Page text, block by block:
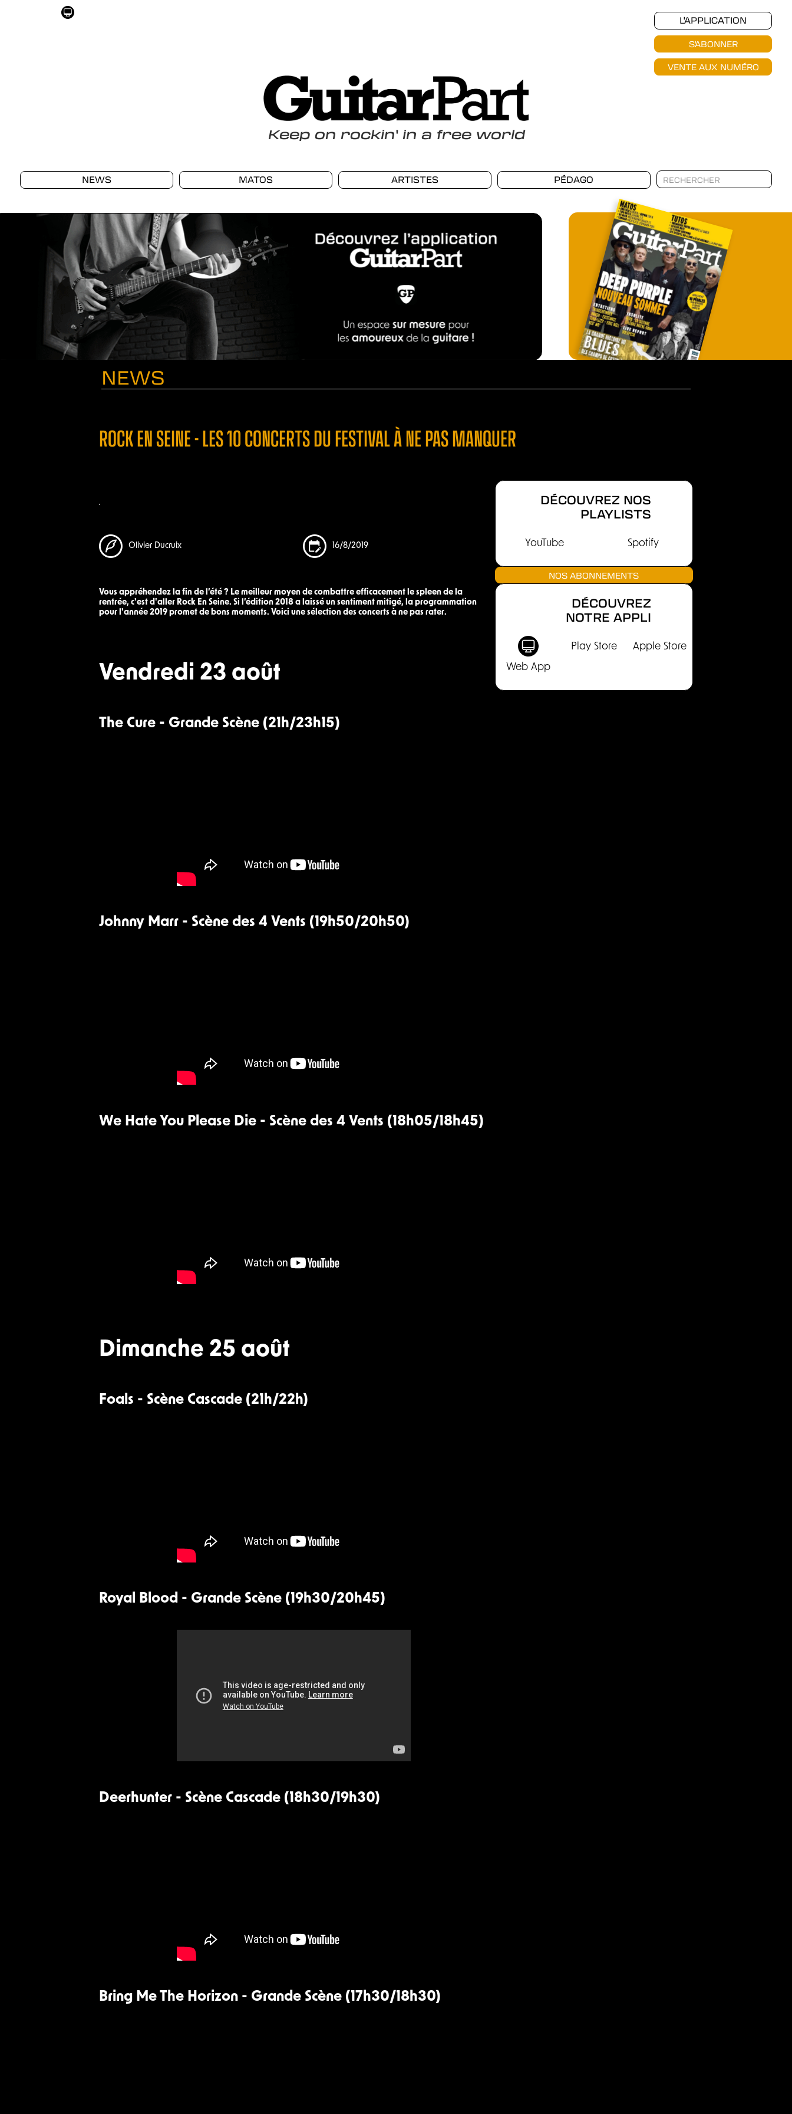
L'APPLICATION
S'ABONNER
VENTE AUX NUMÉRO
Keepon rockin' in a free world
NEWS MATOS ARTISTES PÉDAGO
NEWS
ROCK EN SEINE - LES 10 CONCERTS DU FESTIVAL À NE PAS MANQUER
Olivier Ducruix 16/8/2019
Vous appréhendez la fin de l’été ? Le meilleur moyen de combattre efficacement le spleen de la
rentrée, c'est d'aller Rock En Seine. Si l’édition 2018 a laissé un sentiment mitigé, la programmation
pour l'année 2019 promet de bons moments. Voici une sélection des concerts à ne pas rater.
Vendredi 23 août
The Cure - Grande Scène (21h/23h15)
Johnny Marr - Scène des 4 Vents (19h50/20h50)
We Hate You Please Die - Scène des 4 Vents (18h05/18h45)
Dimanche 25 août
Foals - Scène Cascade (21h/22h)
Royal Blood - Grande Scène (19h30/20h45)
Deerhunter - Scène Cascade (18h30/19h30)
Bring Me The Horizon - Grande Scène (17h30/18h30)
DÉCOUVREZ NOS
PLAYLISTS
YouTube Spotify
NOS ABONNEMENTS
DÉCOUVREZ
NOTRE APPLI
Web App
Play Store Apple Store